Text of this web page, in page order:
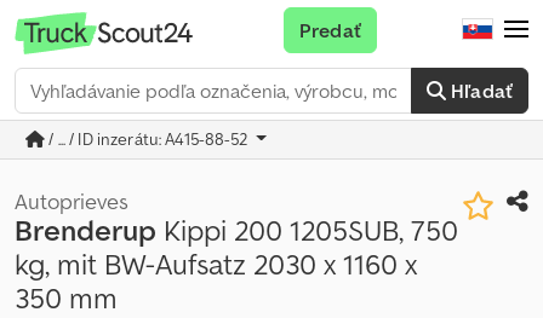
Hľadať
Predať
/ ... / ID inzerátu: A415-88-52
Autoprieves
Brenderup Kippi 200 1205SUB, 750
kg, mit BW-Aufsatz 2030 x 1160 x
350 mm